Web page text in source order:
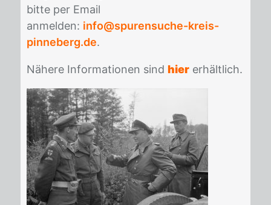
bit­te per Email
an­mel­den: info@spurensuche-kreis-
pinneberg.de.
Nä­he­re In­for­ma­tio­nen sind hier er­hält­lich.